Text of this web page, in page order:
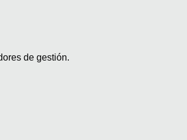
de gestión.